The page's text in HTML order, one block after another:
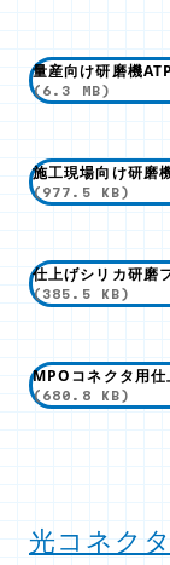
量産向け研磨機
(6.3 MB)
施工現場向け研磨
(977.5 KB)
仕上げシリカ研磨
(385.5 KB)
MPOコネクタ用
(680.8 KB)
光コネク